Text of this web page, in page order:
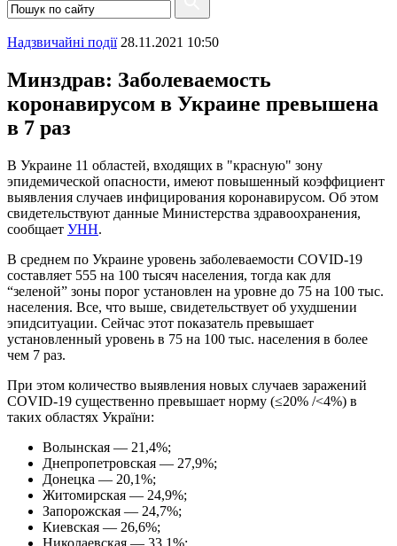
Надзвичайні події 28.11.2021 10:50
Минздрав: Заболеваемость
коронавирусом в Украине превышена
в 7 раз
В Украине 11 областей, входящих в "красную" зону
эпидемической опасности, имеют повышенный коэффициент
выявления случаев инфицирования коронавирусом. Об этом
свидетельствуют данные Министерства здравоохранения,
сообщает УНН.
В среднем по Украине уровень заболеваемости COVID-19
составляет 555 на 100 тысяч населения, тогда как для
“зеленой” зоны порог установлен на уровне до 75 на 100 тыс.
населения. Все, что выше, свидетельствует об ухудшении
эпидситуации. Сейчас этот показатель превышает
установленный уровень в 75 на 100 тыс. населения в более
чем 7 раз.
При этом количество выявления новых случаев заражений
COVID-19 существенно превышает норму (≤20% /<4%) в
таких областях України:
Волынская — 21,4%;
Днепропетровская — 27,9%;
Донецка — 20,1%;
Житомирская — 24,9%;
Запорожская — 24,7%;
Киевская — 26,6%;
Николаевская — 33,1%;